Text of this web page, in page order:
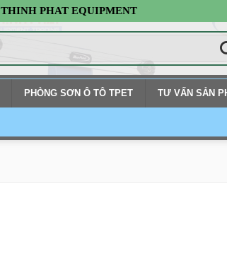
THINH PHAT EQUIPMENT
PHÒNG SƠN Ô TÔ TPET TƯ VẤN SẢN